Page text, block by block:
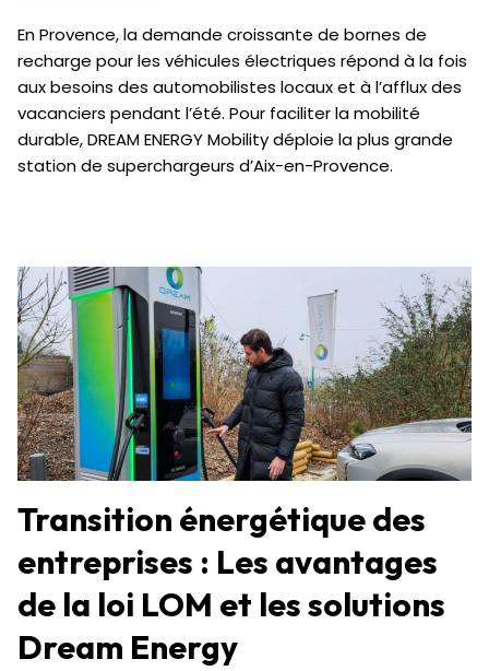
En Provence, la demande croissante de bornes de
recharge pour les véhicules électriques répond à la fois
aux besoins des automobilistes locaux et à l’afflux des
vacanciers pendant l’été. Pour faciliter la mobilité
durable, DREAM ENERGY Mobility déploie la plus grande
station de superchargeurs d’Aix-en-Provence.
Transition énergétique des
entreprises : Les avantages
de la loi LOM et les solutions
Dream Energy